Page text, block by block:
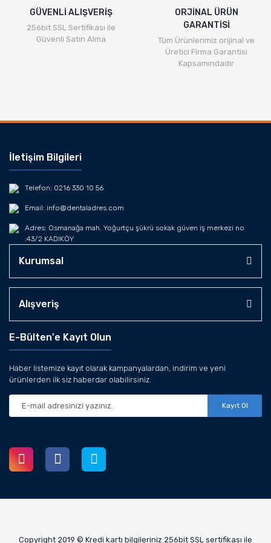
GÜVENLİ ALIŞVERİŞ
256bit SSL Sertifikası ile
Güvenli Satın Alma
ORJİNAL ÜRÜN
GARANTİSİ
Tüm Ürünlerimiz orijinal ve
Üretici Firma Garantisi
Kapsamındadır
İletişim Bilgileri
Telefon: 0216 330 10 56
Email: info@dentaladres.com
Adres: Osmanağa mah. Yoğurtçu şükrü sokak güven iş merkezi no
:43/2 KADIKÖY
Kurumsal
Alışveriş
E-Bülten'e Kayıt Olun
Haber listemize kayıt olarak kampanyalardan, indirim ve yeni
ürünlerden ilk siz haberdar olabilirsiniz.
Kayıt Ol
Copyright 2019 © Kredi kartı bilgileriniz 256bit SSL sertifikası ile